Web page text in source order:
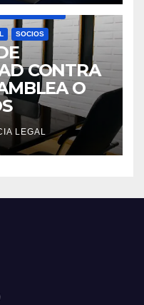
SOCIOS
CONTRA
O
LEGAL